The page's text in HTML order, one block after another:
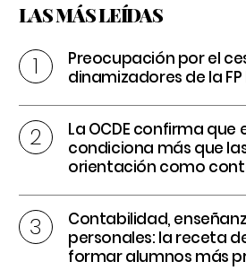
LAS MÁS LEÍDAS
Preocupación por el
dinamizadores de la
La OCDE confirma
condiciona más que
orientación como
Contabilidad,
personales: la receta
formar alumnos más